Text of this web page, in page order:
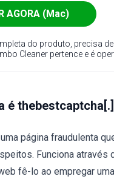
AGORA (Mac)
do produto, precisa
Cleaner pertence e é
é
página fraudulenta
Funciona através
fê-lo ao empregar